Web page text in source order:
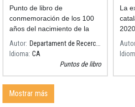
Punto de libro de
conmemoración de los 100
años del nacimiento de la
M.Asumpción Català i Poch,
matemática, astrónoma,
primera mujer en obtener el
Autor
Departament de Recerca i Universitats
Idioma CA
Puntos de libro
La
Mostrar más